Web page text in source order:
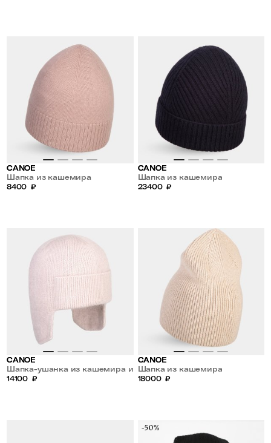
CANOE
Шапка из кашемира
8400 ₽
CANOE
Шапка из кашемира
23400 ₽
CANOE
Шапка-ушанка из кашемира и
шерсти
14100 ₽
CANOE
Шапка из кашемира
18000 ₽
-50%